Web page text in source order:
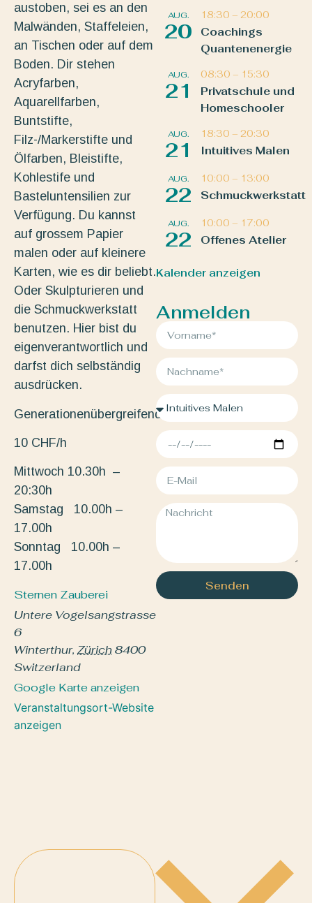
austoben, sei es an den
Malwänden, Staffeleien,
an Tischen oder auf dem
Boden. Dir stehen
Acryfarben,
Aquarellfarben,
Buntstifte,
Filz-/Markerstifte und
Ölfarben, Bleistifte,
Kohlestife und
Basteluntensilien zur
Verfügung. Du kannst
auf grossem Papier
malen oder auf kleinere
Karten, wie es dir beliebt.
Oder Skulpturieren und
die Schmuckwerkstatt
benutzen. Hier bist du
eigenverantwortlich und
darfst dich selbständig
ausdrücken.
Generationenübergreifend.
10 CHF/h
Mittwoch 10.30h –
20:30h
Samstag 10.00h –
17.00h
Sonntag 10.00h –
17.00h
Sternen Zauberei
Untere Vogelsangstrasse
6
Winterthur, Zürich8400
Switzerland
Google Karte anzeigen
Veranstaltungsort-Website
anzeigen
AUG.
20
18:30 – 20:00
Coachings
Quantenenergie
AUG.
21
08:30 – 15:30
Privatschule und
Homeschooler
AUG.
21
18:30 – 20:30
Intuitives Malen
AUG.
22
10:00 – 13:00
Schmuckwerkstatt
AUG.
22
10:00 – 17:00
Offenes Atelier
Kalender anzeigen
Anmelden
Senden